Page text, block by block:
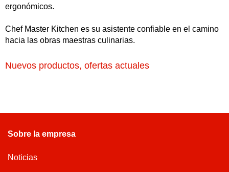
ergonómicos.
Chef Master Kitchen es su asistente confiable en el camino
hacia las obras maestras culinarias.
Nuevos productos, ofertas actuales
Sobre la empresa
Noticias